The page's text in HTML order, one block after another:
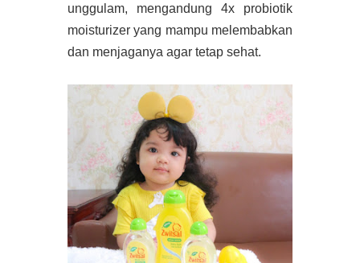
unggulam, mengandung 4x probiotik
moisturizer yang mampu melembabkan
dan menjaganya agar tetap sehat.